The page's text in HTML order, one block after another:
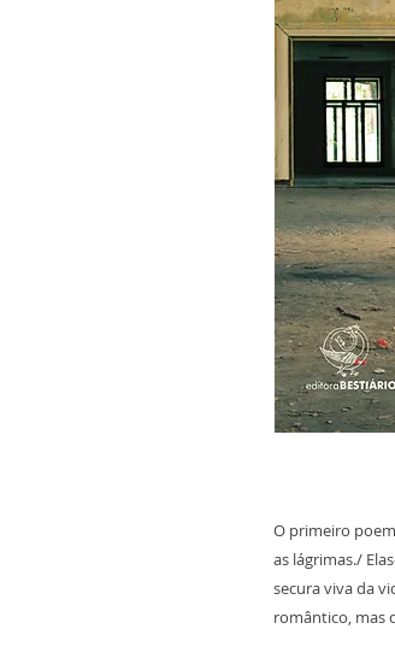
O primeiro
as lágrimas./
secura viva da
romântico, mas